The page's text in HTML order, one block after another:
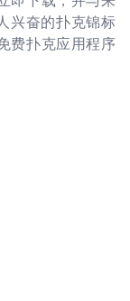
兴奋的扑克锦标
费扑克应用程序